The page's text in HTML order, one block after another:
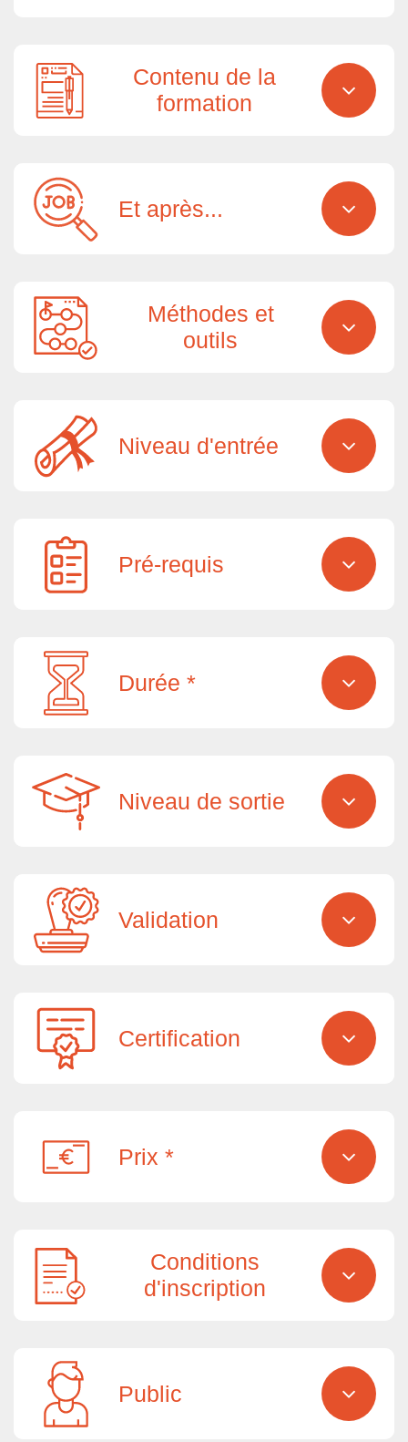
Contenu de la
formation
Et après...
Méthodes et
outils
Niveau d'entrée
Pré-requis
Durée *
Niveau de sortie
Validation
Certification
Prix *
Conditions
d'inscription
Public